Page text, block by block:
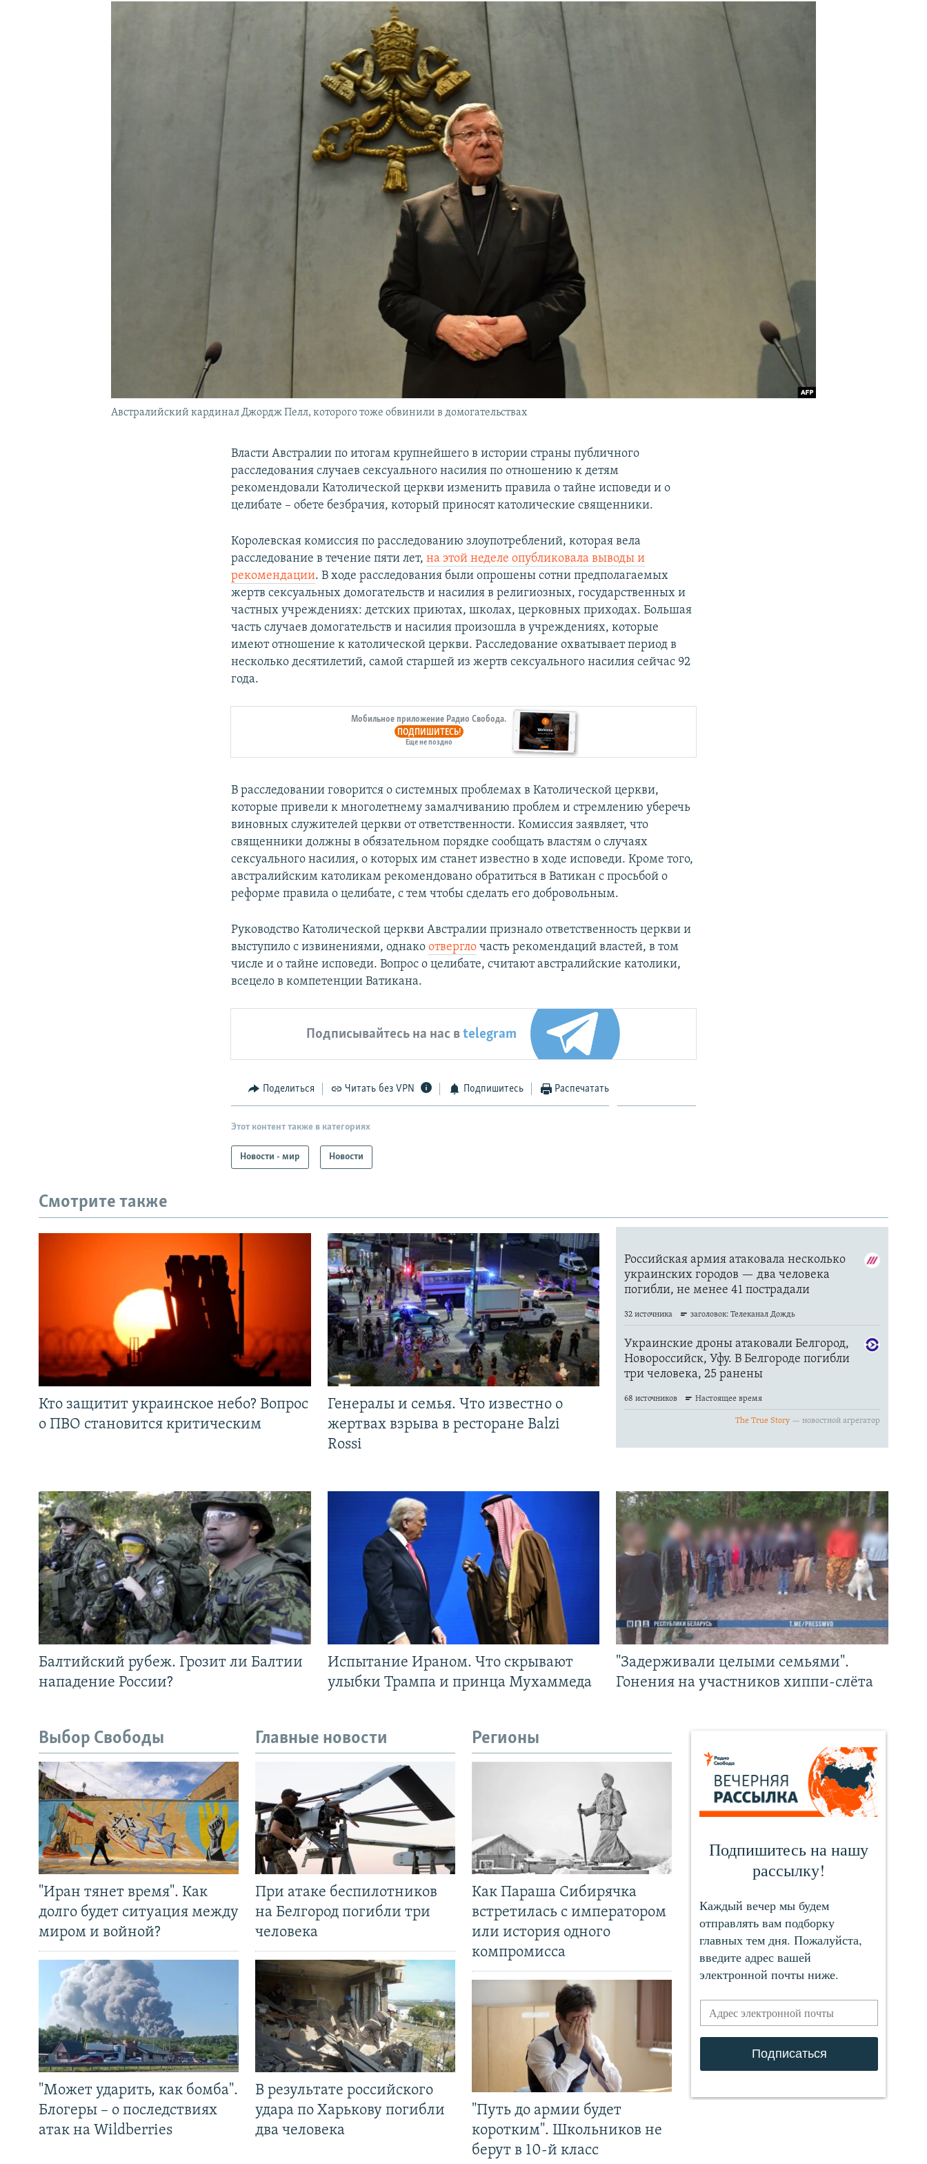
Австралийский кардинал Джордж Пелл, которого тоже обвинили в домогательствах
Власти Австралии по итогам крупнейшего в истории страны публичного
расследования случаев сексуального насилия по отношению к детям
рекомендовали Католической церкви изменить правила о тайне исповеди и о
целибате – обете безбрачия, который приносят католические священники.
Королевская комиссия по расследованию злоупотреблений, которая вела
расследование в течение пяти лет,на этой неделе опубликовала выводы и
рекомендации. В ходе расследования были опрошены сотни предполагаемых
жертв сексуальных домогательств и насилия в религиозных, государственных и
частных учреждениях: детских приютах, школах, церковных приходах. Большая
часть случаев домогательств и насилия произошла в учреждениях, которые
имеют отношение к католической церкви. Расследование охватывает период в
несколько десятилетий, самой старшей из жертв сексуального насилия сейчас 92
года.
Мобильное приложение Радио Свобода.
ПОДПИШИТЕСЬ!
Еще не поздно
В расследовании говорится о системных проблемах в Католической церкви,
которые привели к многолетнему замалчиванию проблем и стремлению уберечь
виновных служителей церкви от ответственности. Комиссия заявляет, что
священники должны в обязательном порядке сообщать властям о случаях
сексуального насилия, о которых им станет известно в ходе исповеди. Кроме того,
австралийским католикам рекомендовано обратиться в Ватикан с просьбой о
реформе правила о целибате, с тем чтобы сделать его добровольным.
Руководство Католической церкви Австралии признало ответственность церкви и
выступило с извинениями, однакоотвергло часть рекомендаций властей, в том
числе и о тайне исповеди. Вопрос о целибате, считают австралийские католики,
всецело в компетенции Ватикана.
Подписывайтесь на нас вtelegram
Поделиться Читать без VPN Подпишитесь Распечатать
Этот контент также в категориях
Новости - мир Новости
Смотрите также
Кто защитит украинское небо? Вопрос
о ПВО становится критическим
Генералы и семья. Что известно о
жертвах взрыва в ресторане Balzi
Rossi
Балтийский рубеж. Грозит ли Балтии
нападение России?
Испытание Ираном. Что скрывают
улыбки Трампа и принца Мухаммеда
"Задерживали целыми семьями".
Гонения на участников хиппи-слёта
Выбор Свободы
"Иран тянет время". Как
долго будет ситуация между
миром и войной?
"Может ударить, как бомба".
Блогеры – о последствиях
атак на Wildberries
Главные новости
При атаке беспилотников
на Белгород погибли три
человека
В результате российского
удара по Харькову погибли
два человека
Регионы
Как Параша Сибирячка
встретилась с императором
или история одного
компромисса
"Путь до армии будет
коротким". Школьников не
берут в 10-й класс